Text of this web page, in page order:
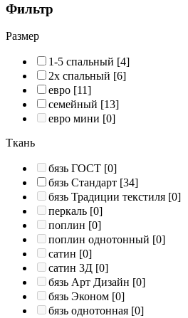
Фильтр
Размер
1-5 спальный [4]
2х спальный [6]
евро [11]
семейный [13]
евро мини [0]
Ткань
бязь ГОСТ [0]
бязь Стандарт [34]
бязь Традиции текстиля [0]
перкаль [0]
поплин [0]
поплин однотонный [0]
сатин [0]
сатин 3Д [0]
бязь Арт Дизайн [0]
бязь Эконом [0]
бязь однотонная [0]